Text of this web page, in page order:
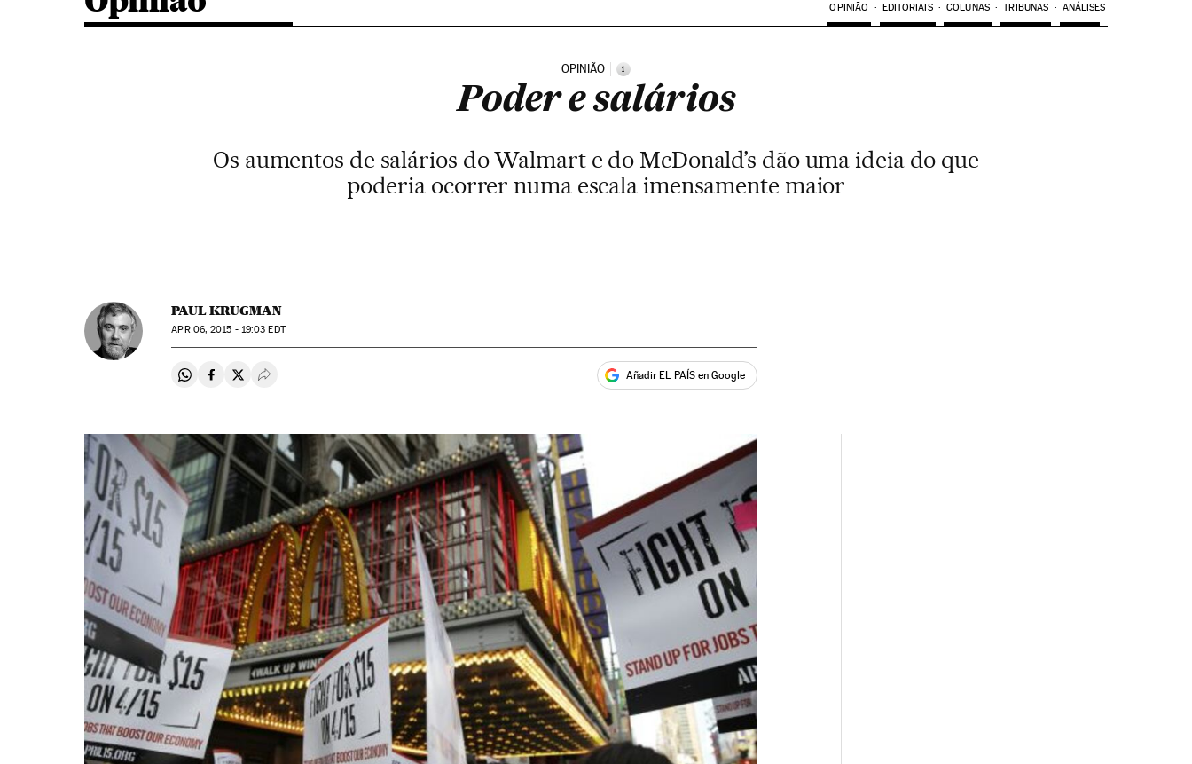
OPINIÃO EDITORIAIS COLUNAS TRIBUNAS ANÁLISES
OPINIÃO i
Poder e salários
Os aumentos de salários do Walmart e do McDonald’s dão uma ideia do que
poderia ocorrer numa escala imensamente maior
PAUL KRUGMAN
APR06, 2015 - 19:03 EDT
Compartir en Whatsapp
Compartir en Facebook
Compartir en Twitter
Desplegar Redes Sociales Añadir EL PAÍS en Google